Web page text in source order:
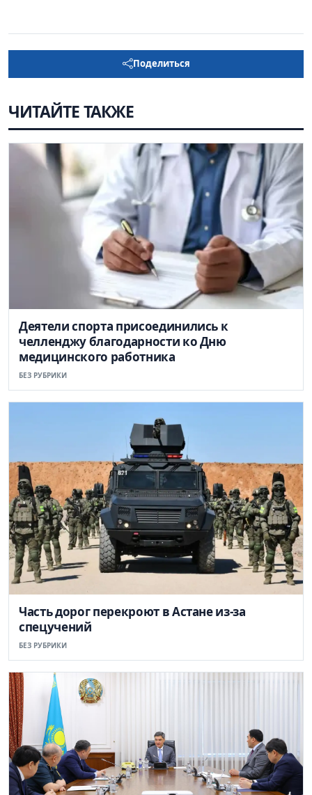
Поделиться
ЧИТАЙТЕ ТАКЖЕ
Деятели спорта присоединились к
челленджу благодарности ко Дню
медицинского работника
БЕЗ РУБРИКИ
Часть дорог перекроют в Астане из-за
спецучений
БЕЗ РУБРИКИ